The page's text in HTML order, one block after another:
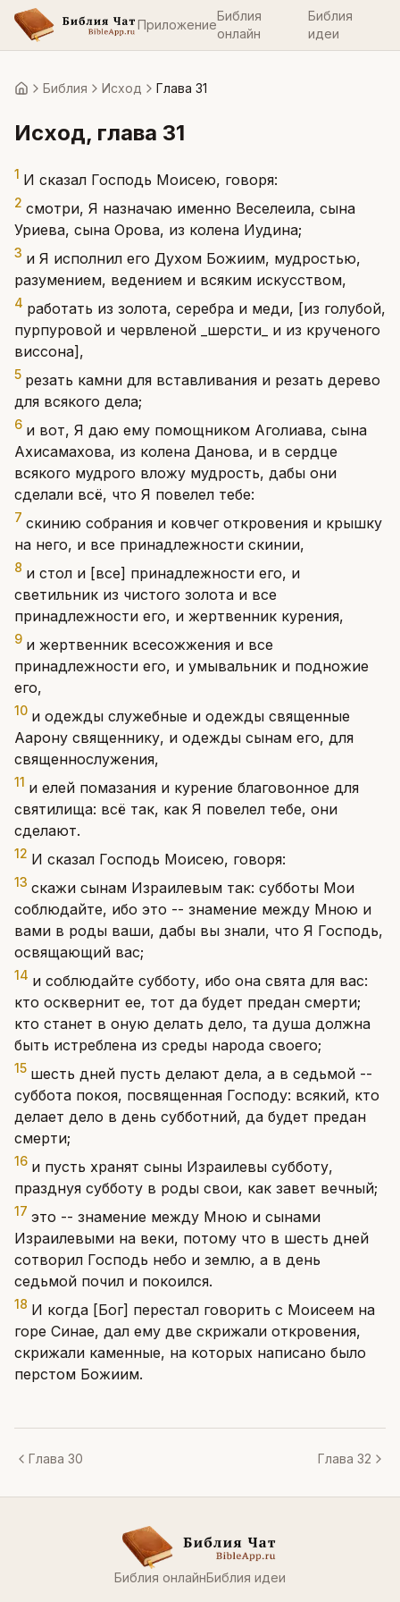
Приложение
Библия
онлайн
Библия
идеи
ГлавнаяБиблия Исход Глава 31
Исход, глава 31
1 И сказал Господь Моисею, говоря:
2 смотри, Я назначаю именно Веселеила, сына
Уриева, сына Орова, из колена Иудина;
3 и Я исполнил его Духом Божиим, мудростью,
разумением, ведением и всяким искусством,
4 работать из золота, серебра и меди, [из голубой,
пурпуровой и червленой _шерсти_ и из крученого
виссона],
5 резать камни для вставливания и резать дерево
для всякого дела;
6 и вот, Я даю ему помощником Аголиава, сына
Ахисамахова, из колена Данова, и в сердце
всякого мудрого вложу мудрость, дабы они
сделали всё, что Я повелел тебе:
7 скинию собрания и ковчег откровения и крышку
на него, и все принадлежности скинии,
8 и стол и [все] принадлежности его, и
светильник из чистого золота и все
принадлежности его, и жертвенник курения,
9 и жертвенник всесожжения и все
принадлежности его, и умывальник и подножие
его,
10 и одежды служебные и одежды священные
Аарону священнику, и одежды сынам его, для
священнослужения,
11 и елей помазания и курение благовонное для
святилища: всё так, как Я повелел тебе, они
сделают.
12 И сказал Господь Моисею, говоря:
13 скажи сынам Израилевым так: субботы Мои
соблюдайте, ибо это -- знамение между Мною и
вами в роды ваши, дабы вы знали, что Я Господь,
освящающий вас;
14 и соблюдайте субботу, ибо она свята для вас:
кто осквернит ее, тот да будет предан смерти;
кто станет в оную делать дело, та душа должна
быть истреблена из среды народа своего;
15 шесть дней пусть делают дела, а в седьмой --
суббота покоя, посвященная Господу: всякий, кто
делает дело в день субботний, да будет предан
смерти;
16 и пусть хранят сыны Израилевы субботу,
празднуя субботу в роды свои, как завет вечный;
17 это -- знамение между Мною и сынами
Израилевыми на веки, потому что в шесть дней
сотворил Господь небо и землю, а в день
седьмой почил и покоился.
18 И когда [Бог] перестал говорить с Моисеем на
горе Синае, дал ему две скрижали откровения,
скрижали каменные, на которых написано было
перстом Божиим.
Глава 30 Глава 32
Библия онлайнБиблия идеи